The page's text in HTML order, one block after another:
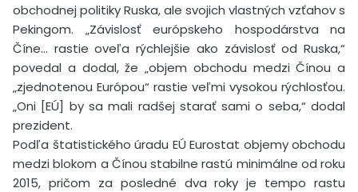
obchodnej politiky Ruska, ale svojich vlastných vzťahov s
Pekingom. „Závislosť európskeho hospodárstva na
Číne… rastie oveľa rýchlejšie ako závislosť od Ruska,“
povedal a dodal, že „objem obchodu medzi Čínou a
„zjednotenou Európou“ rastie veľmi vysokou rýchlosťou.
„Oni [EÚ] by sa mali radšej starať sami o seba,“ dodal
prezident.
Podľa štatistického úradu EÚ Eurostat objemy obchodu
medzi blokom a Čínou stabilne rastú minimálne od roku
2015, pričom za posledné dva roky je tempo rastu